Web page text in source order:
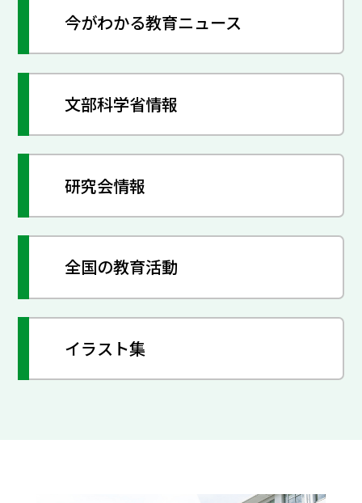
今がわかる教育ニュース
文部科学省情報
研究会情報
全国の教育活動
イラスト集